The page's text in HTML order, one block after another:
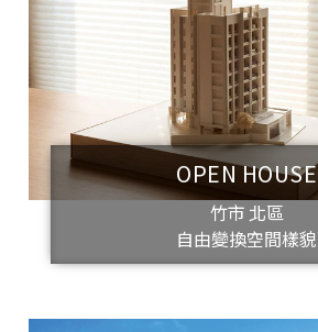
OPEN HOUSE
竹市 北區
自由變換空間樣貌